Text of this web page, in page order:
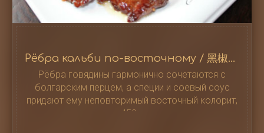
Рёбра кальби по-восточному / 黑椒牛仔骨
Рёбра говядины гармонично сочетаются с
болгарским перцем, а специи и соевый соус
придают ему неповторимый восточный колорит,
450 г